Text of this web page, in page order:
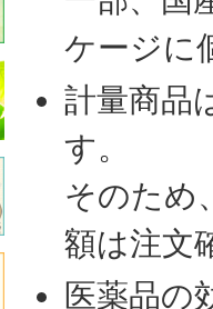
ケージに
計量商品
す。
そのため
額は注文
医薬品の